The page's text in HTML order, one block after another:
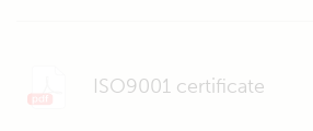
ISO9001 certificate